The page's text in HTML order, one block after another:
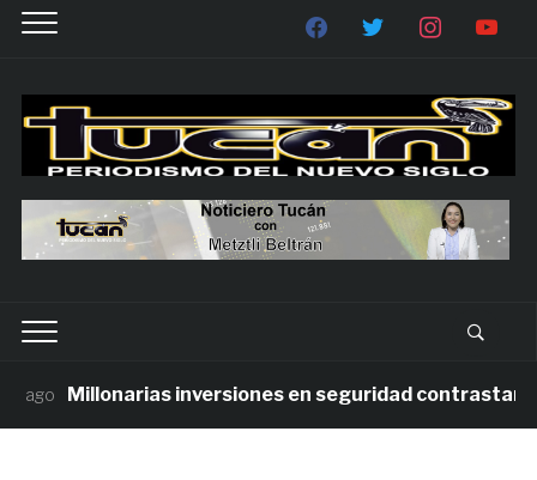
Millonarias inversiones en seguridad contrastan